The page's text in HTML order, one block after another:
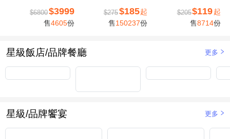
$6800$3999
售4605份
$275$185起
售150237份
$205$119 起
售8714份
星級飯店/品牌餐廳 更多
星級/品牌饗宴 更多